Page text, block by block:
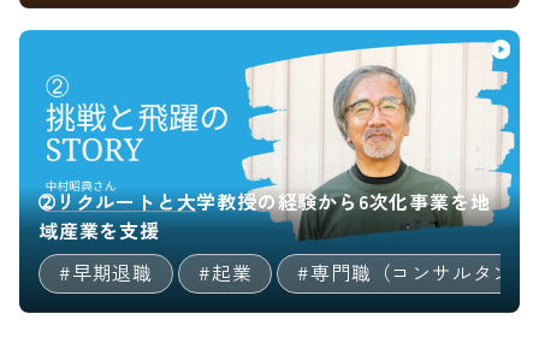
階層別社員研修等の実務にも
精通。
【これまでの実績】
中小企業119 新現役支援実
績 全国6社
令和2年度専門家派遣事例
（神奈川）に掲載 P17
https://chusho119.go.jp/
➁リクルートと大学教授の経験から6次化事業を地
域産業を支援
#早期退職
#起業 #専門職（コンサルタント